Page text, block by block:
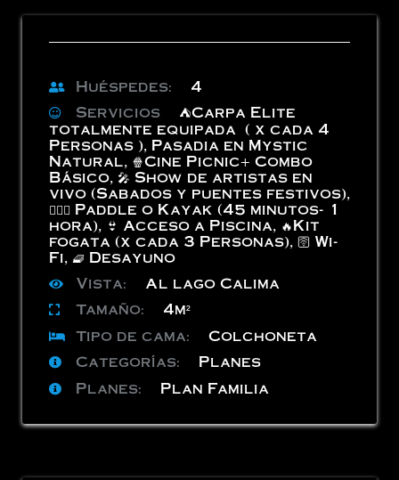
Huéspedes:
4
Servicios
⛺️Carpa Elite
totalmente equipada ( x cada 4
Personas ), Pasadia en Mystic
Natural, 🍿Cine Picnic+ Combo
Básico, 🎤 Show de artistas en
vivo (Sabados y puentes festivos),
🏄🏻‍♂️ Paddle o Kayak (45 minutos- 1
hora), 👙 Acceso a Piscina, 🔥Kit
fogata (x cada 3 Personas), 🛜 Wi-
Fi, 🧇 Desayuno
Vista:
Al lago Calima
Tamaño:
4m²
Tipo de cama:
Colchoneta
Categorías:
Planes
Planes:
Plan Familia